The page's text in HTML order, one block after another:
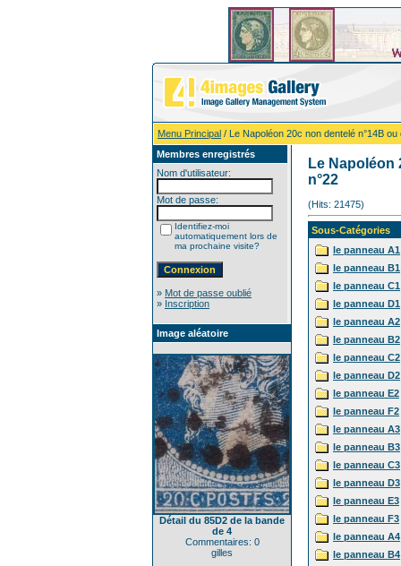
Menu Principal / Le Napoléon 20c non dentelé n°14B ou
Membres enregistrés
Nom d'utilisateur:
Mot de passe:
Identifiez-moi
automatiquement lors de
ma prochaine visite?
» Mot de passe oublié
» Inscription
Image aléatoire
Détail du 85D2 de la bande
de 4
Commentaires: 0
gilles
Le Napoléon
n°22
(Hits: 21475)
Sous-Catégories
le panneau A1
le panneau B1
le panneau C1
le panneau D1
le panneau A2
le panneau B2
le panneau C2
le panneau D2
le panneau E2
le panneau F2
le panneau A3
le panneau B3
le panneau C3
le panneau D3
le panneau E3
le panneau F3
le panneau A4
le panneau B4